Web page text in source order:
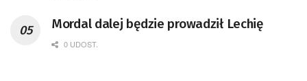
Mordal dalej będzie prowadził Lechię
0 UDOST.